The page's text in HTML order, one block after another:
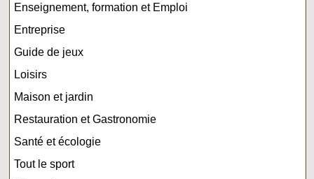
Enseignement, formation et Emploi
Entreprise
Guide de jeux
Loisirs
Maison et jardin
Restauration et Gastronomie
Santé et écologie
Tout le sport